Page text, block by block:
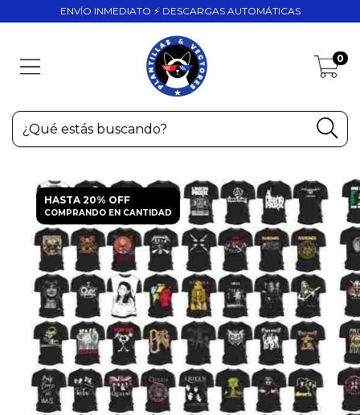
ENVÍO INMEDIATO ⚡ DESCARGAS AUTOMÁTICAS
0
HASTA 20% OFF
COMPRANDO EN CANTIDAD